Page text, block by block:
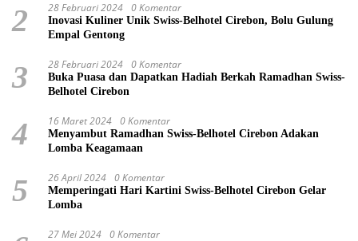
2 28 Februari 2024 0 Komentar
Inovasi Kuliner Unik Swiss-Belhotel Cirebon, Bolu Gulung
Empal Gentong
3 28 Februari 2024 0 Komentar
Buka Puasa dan Dapatkan Hadiah Berkah Ramadhan Swiss-
Belhotel Cirebon
4 16 Maret 2024 0 Komentar
Menyambut Ramadhan Swiss-Belhotel Cirebon Adakan
Lomba Keagamaan
5 26 April 2024 0 Komentar
Memperingati Hari Kartini Swiss-Belhotel Cirebon Gelar
Lomba
27 Mei 2024 0 Komentar